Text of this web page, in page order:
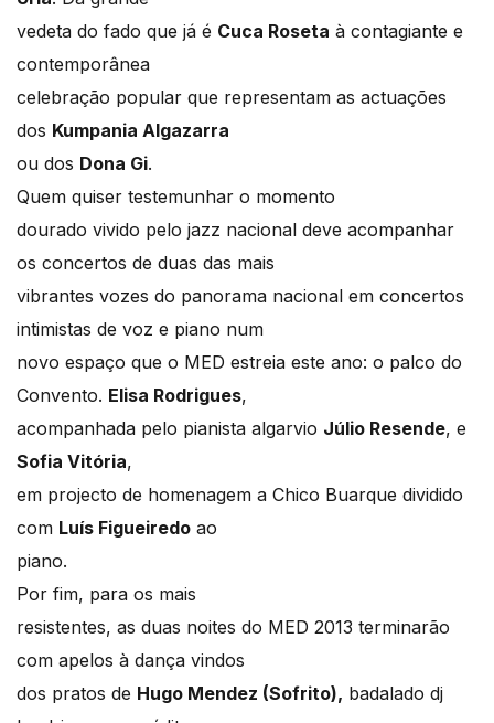
vedeta do fado que já é Cuca Roseta à contagiante e
contemporânea
celebração popular que representam as actuações
dos Kumpania Algazarra
ou dos Dona Gi.
Quem quiser testemunhar o momento
dourado vivido pelo jazz nacional deve acompanhar
os concertos de duas das mais
vibrantes vozes do panorama nacional em concertos
intimistas de voz e piano num
novo espaço que o MED estreia este ano: o palco do
Convento. Elisa Rodrigues,
acompanhada pelo pianista algarvio Júlio Resende, e
Sofia Vitória,
em projecto de homenagem a Chico Buarque dividido
com Luís Figueiredo ao
piano.
Por fim, para os mais
resistentes, as duas noites do MED 2013 terminarão
com apelos à dança vindos
dos pratos de Hugo Mendez (Sofrito), badalado dj